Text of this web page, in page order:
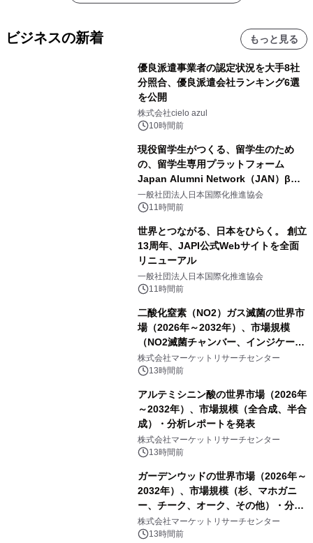
ビジネスの新着 もっと見る
優良派遣事業者の認定状況を大手8社
分照合、優良派遣会社ランキング6選
を公開
株式会社cielo azul
10時間前
現役留学生がつくる、留学生のため
の、留学生専用プラットフォーム
Japan Alumni Network（JAN）β版
をリリース
一般社団法人日本国際化推進協会
11時間前
世界とつながる、日本をひらく。 創立
13周年、JAPI公式Webサイトを全面
リニューアル
一般社団法人日本国際化推進協会
11時間前
二酸化窒素（NO2）ガス滅菌の世界市
場（2026年～2032年）、市場規模
（NO2滅菌チャンバー、インジケータ
ーおよびモニタリングシステム、その
他）・分析レポートを発表
株式会社マーケットリサーチセンター
13時間前
アルテミシニン酸の世界市場（2026年
～2032年）、市場規模（全合成、半合
成）・分析レポートを発表
株式会社マーケットリサーチセンター
13時間前
ガーデンウッドの世界市場（2026年～
2032年）、市場規模（杉、マホガニ
ー、チーク、オーク、その他）・分析
レポートを発表
株式会社マーケットリサーチセンター
13時間前